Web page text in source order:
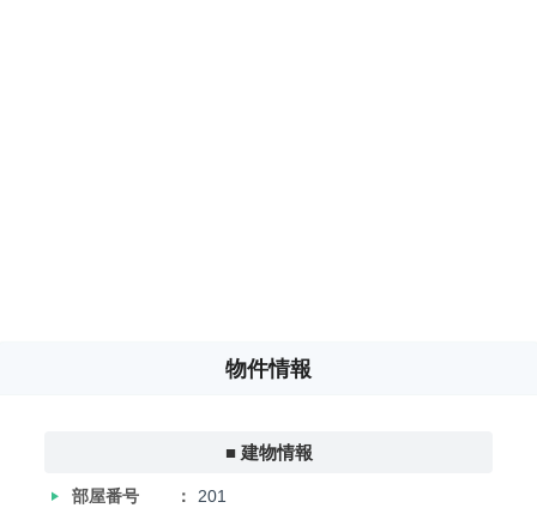
物件情報
■ 建物情報
‣ 部屋番号
201